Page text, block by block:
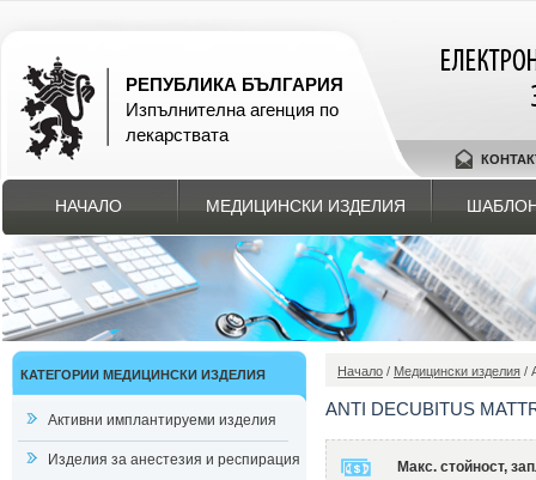
РЕПУБЛИКА БЪЛГАРИЯ
Изпълнителна агенция по
лекарствата
НАЧАЛО МЕДИЦИНСКИ ИЗДЕЛИЯ
КАТЕГОРИИ МЕДИЦИНСКИ ИЗДЕЛИЯ
Активни имплантируеми изделия
Изделия за анестезия и респирация
Начало / Медицински изделия /
ANTI DECUBITUS
Макс. стойност,